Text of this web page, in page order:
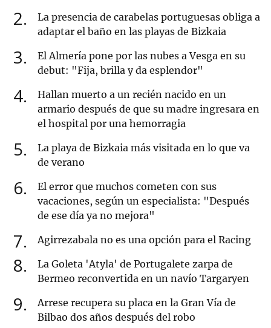
2
La presencia de carabelas portuguesas obliga a
adaptar el baño en las playas de Bizkaia
3
El Almería pone por las nubes a Vesga en su
debut: "Fija, brilla y da esplendor"
4
Hallan muerto a un recién nacido en un
armario después de que su madre ingresara en
el hospital por una hemorragia
5
La playa de Bizkaia más visitada en lo que va
de verano
6
El error que muchos cometen con sus
vacaciones, según un especialista: "Después
de ese día ya no mejora"
7 Agirrezabala no es una opción para el Racing
8
La Goleta 'Atyla' de Portugalete zarpa de
Bermeo reconvertida en un navío Targaryen
9
Arrese recupera su placa en la Gran Vía de
Bilbao dos años después del robo